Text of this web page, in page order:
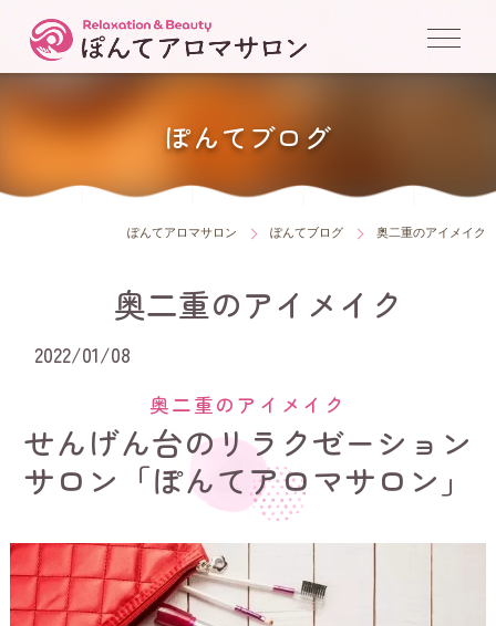
ぽんてブログ
ぽんてアロマサロン ぽんてブログ 奥二重のアイメイク
奥二重のアイメイク
2022/01/08
せんげん台のリラクゼーション
サロン「ぽんてアロマサロン」
奥二重のアイメイク